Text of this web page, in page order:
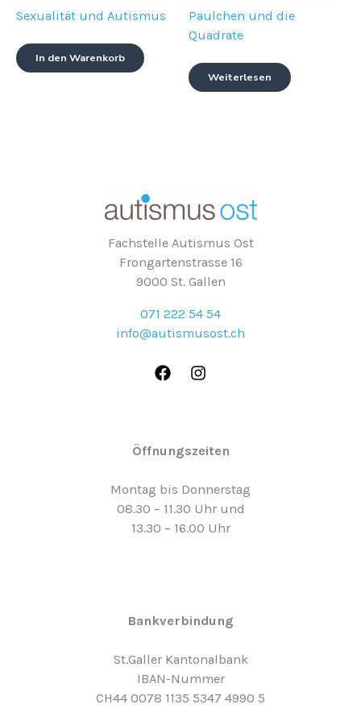
Sexualität und Autismus
In den Warenkorb
Paulchen und die
Quadrate
Weiterlesen
Fachstelle Autismus Ost
Frongartenstrasse 16
9000 St. Gallen
071 222 54 54
info@autismusost.ch
Öffnungszeiten
Montag bis Donnerstag
08.30 – 11.30 Uhr und
13.30 – 16.00 Uhr
Bankverbindung
St.Galler Kantonalbank
IBAN-Nummer
CH44 0078 1135 5347 4990 5